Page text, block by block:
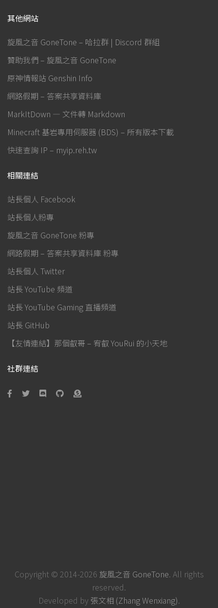
其他網站
旋風之音 GoneTone – 哈拉群 | Discord 群組
贊助我們 – 旋風之音 GoneTone
原神情報站 Genshin Info
網路假期 – 答案共享資料庫
MarkItDown — 文件轉 Markdown
Minecraft 基岩專用伺服器 (BDS) – 所有版本下載
快速查詢 IP – myip.reh.tw
相關連結
站長個人 Facebook
站長個人粉專
旋風之音 GoneTone 粉專
網路假期 – 答案共享資料庫 粉專
站長個人 Twitter
站長 YouTube 頻道
站長 YouTube Gaming 直播頻道
站長 GitHub
【友情連結】那個叡哥 – 宥叡 YouRui 的小天地
社群連結
Copyright © 2014-2026 旋風之音 GoneTone. All rights
reserved.
Developed by 張文相 (Zhang Wenxiang).